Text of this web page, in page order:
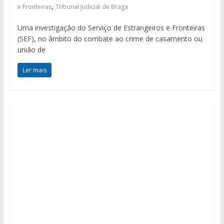
e Fronteiras, Tribunal Judicial de Braga
Uma investigação do Serviço de Estrangeiros e Fronteiras
(SEF), no âmbito do combate ao crime de casamento ou
união de
Ler mais